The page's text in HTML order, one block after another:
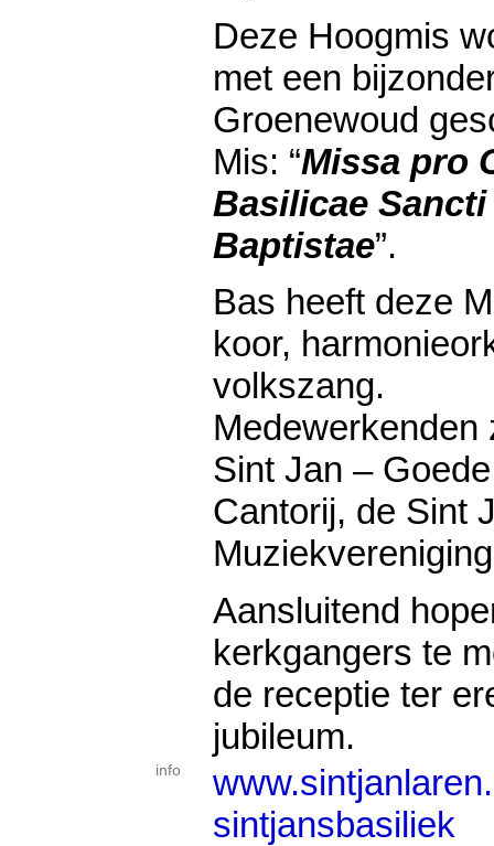
Deze Hoogmis
met een
Groenewoud
Mis: “Missa pro
Basilicae
Baptistae”.
Bas heeft deze
koor,
volkszang.
Medewerkenden
Sint Jan –
Cantorij, de Sint
Aansluitend
kerkgangers te
de receptie ter
jubileum.
info
sintjansbasiliek